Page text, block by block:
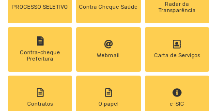
PROCESSO SELETIVO Contra Cheque Saúde
Radar da
Transparência
Contra-cheque
Prefeitura
Webmail Carta de Serviços
Contratos 0 papel e-SIC